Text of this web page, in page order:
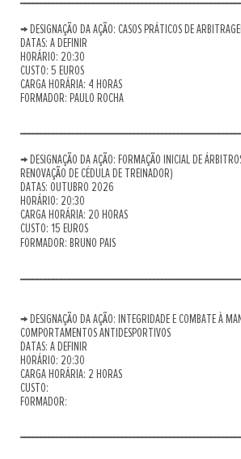
→ DESIGNAÇÃO DA AÇÃO: CASOS PRÁTICOS DE
DATAS: A DEFINIR
HORÁRIO: 20:30
CUSTO: 5 EUROS
CARGA HORÁRIA: 4 HORAS
FORMADOR: PAULO ROCHA
→ DESIGNAÇÃO DA AÇÃO: FORMAÇÃO INICIAL DE
RENOVAÇÃO DE CÉDULA DE TREINADOR)
DATAS: OUTUBRO 2026
HORÁRIO: 20:30
CARGA HORÁRIA: 20 HORAS
CUSTO: 15 EUROS
FORMADOR: BRUNO PAIS
→ DESIGNAÇÃO DA AÇÃO: INTEGRIDADE E COMBATE À
COMPORTAMENTOS ANTIDESPORTIVOS
DATAS: A DEFINIR
HORÁRIO: 20:30
CARGA HORÁRIA: 2 HORAS
CUSTO:
FORMADOR: